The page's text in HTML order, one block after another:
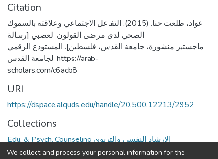
Citation
عواد، طلعت حنا. (2015). التفاعل الاجتماعي وعلاقته بالسموك
الصحي لدى مرضى القولون العصبي [رسالة
ماجستير منشورة، جامعة القدس، فلسطين]. المستودع الرقمي
لجامعة القدس. https://arab-
scholars.com/c6acb8
URI
https://dspace.alquds.edu/handle/20.500.12213/2952
Collections
Edu. & Psych. Counseling الإرشاد النفسي والتربوي
We collect and process your personal information for the